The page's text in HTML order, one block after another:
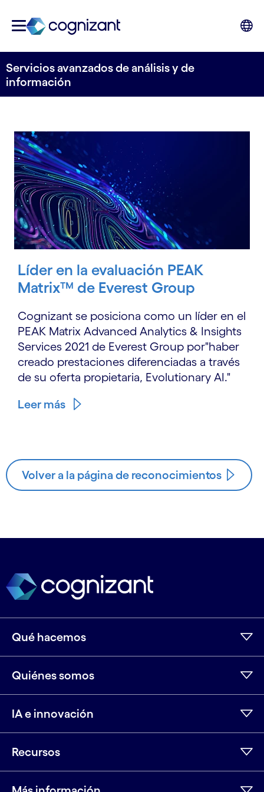
Servicios avanzados de análisis y de
información
Líder en la evaluación PEAK
Matrix™ de Everest Group
Cognizant se posiciona como un líder en el
PEAK Matrix Advanced Analytics & Insights
Services 2021 de Everest Group por"haber
creado prestaciones diferenciadas a través
de su oferta propietaria, Evolutionary AI."
Leer más
Volver a la página de reconocimientos
Qué hacemos
Quiénes somos
IA e innovación
Recursos